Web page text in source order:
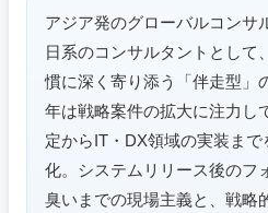
アジア発のグローバルコンサ
日系のコンサルタントとして
慣に深く寄り添う「伴走型」
年は戦略案件の拡大に注力し
定からIT・DX領域の実装ま
化。システムリリース後のフ
臭いまでの現場主義と、戦略
奈良県